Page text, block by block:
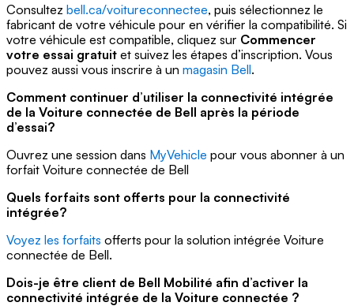
Consultez bell.ca/voitureconnectee, puis sélectionnez le
fabricant de votre véhicule pour en vérifier la compatibilité. Si
votre véhicule est compatible, cliquez sur Commencer
votre essai gratuit et suivez les étapes d’inscription. Vous
pouvez aussi vous inscrire à un magasin Bell.
Comment continuer d’utiliser la connectivité intégrée
de la Voiture connectée de Bell après la période
d’essai?
Ouvrez une session dans MyVehicle pour vous abonner à un
forfait Voiture connectée de Bell
Quels forfaits sont offerts pour la connectivité
intégrée?
Voyez les forfaits offerts pour la solution intégrée Voiture
connectée de Bell.
Dois-je être client de Bell Mobilité afin d’activer la
connectivité intégrée de la Voiture connectée ?